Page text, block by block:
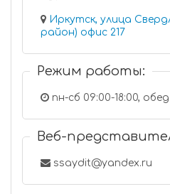
Иркутск, улица
район) офис 217
Режим работы:
пн-сб 09:00-18:00, обед
Веб-
ssaydit@yandex.ru